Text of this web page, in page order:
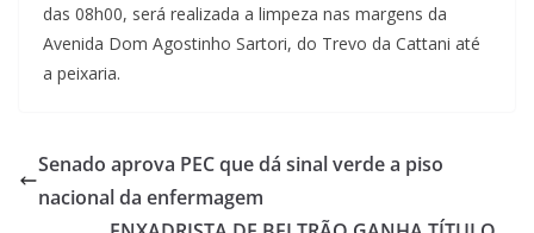
das 08h00, será realizada a limpeza nas margens da
Avenida Dom Agostinho Sartori, do Trevo da Cattani até
a peixaria.
Senado aprova PEC que dá sinal verde a piso
nacional da enfermagem